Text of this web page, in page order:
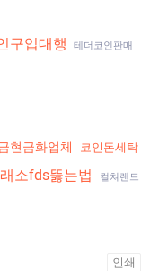
구입대행 테더코인판매
현금화업체 코인돈세탁
소fds뚫는법
컬쳐랜드
인쇄